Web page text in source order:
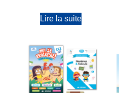
Lire la suite